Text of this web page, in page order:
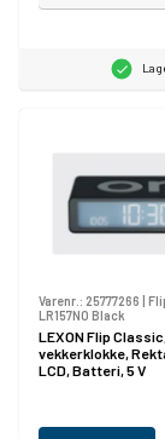
Varenr.: 25777266 |
LR157N0 Black
LEXON Flip
vekkerklokke,
LCD, Batteri, 5 V